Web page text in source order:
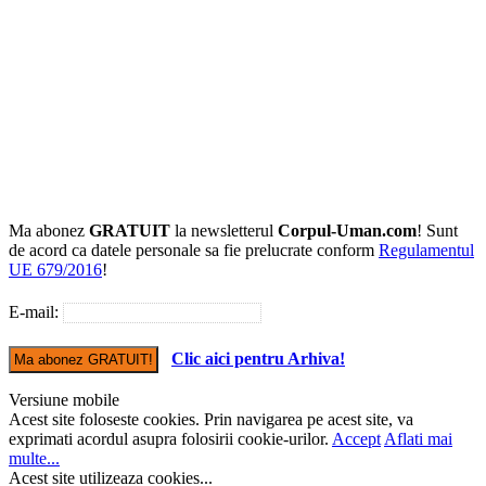
Ma abonez GRATUIT la newsletterul Corpul-Uman.com! Sunt
de acord ca datele personale sa fie prelucrate conform Regulamentul
UE 679/2016!
E-mail:
Clic aici pentru Arhiva!
Versiune mobile
Acest site foloseste cookies. Prin navigarea pe acest site, va
exprimati acordul asupra folosirii cookie-urilor. Accept Aflati mai
multe...
Acest site utilizeaza cookies...